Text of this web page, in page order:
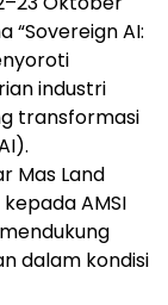
“Sovereign AI:
industri
transformasi
Mas Land
AMSI
dalam kondisi